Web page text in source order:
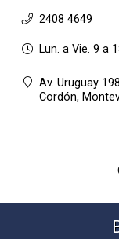
2408 4649
Lun. a Vie. 9 a
Av. Uruguay
Cordón,